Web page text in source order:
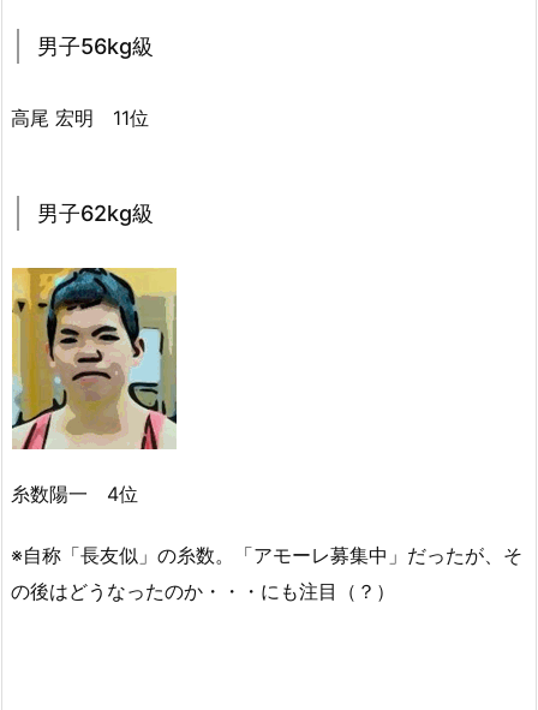
男子56kg級
高尾 宏明 11位
男子62kg級
糸数陽一 4位
※自称「長友似」の糸数。「アモーレ募集中」だったが、そ
の後はどうなったのか・・・にも注目（？）